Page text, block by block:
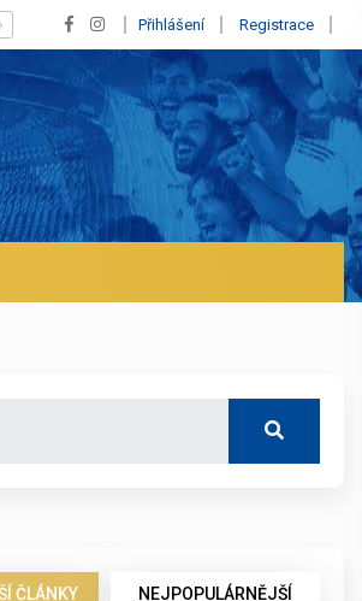
z Realu a pustí se klub na trh už v lednu?
Přihlášení Registrace
ČLÁNKY NEJPOPULÁRNĚJŠÍ